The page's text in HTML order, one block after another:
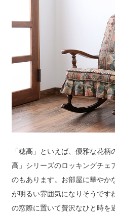
「穂高」といえば、優雅な花
高」シリーズのロッキングチェ
のもあります。お部屋に華やか
が明るい雰囲気になりそうです
の窓際に置いて贅沢なひと時を